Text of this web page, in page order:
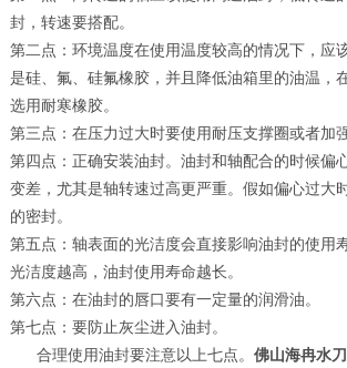
封，转速要搭配。
第二点：环境温度在使用温度较高的情况下，应
是硅、氟、硅氟橡胶，并且降低油箱里的油温，
选用耐寒橡胶。
第三点：在压力过大时要使用耐压支撑圈或者加
第四点：正确安装油封。油封和轴配合的时候偏
变差，尤其是轴转速过高更严重。假如偏心过大
的密封。
第五点：轴表面的光洁度会直接影响油封的使用
光洁度越高，油封使用寿命越长。
第六点：在油封的唇口要有一定量的润滑油。
第七点：要防止灰尘进入油封。
合理使用油封要注意以上七点。 佛山海冉水刀